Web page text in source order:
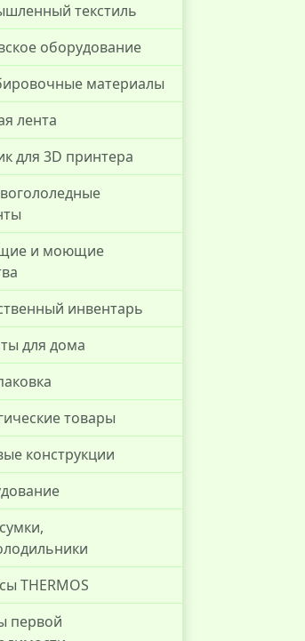
текстиль
оборудование
материалы
лента
для 3D принтера
и моющие
инвентарь
для дома
товары
конструкции
THERMOS
первой